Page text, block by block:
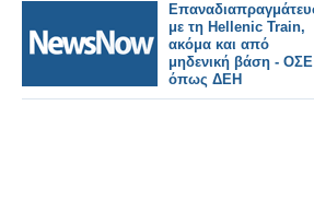
με τη Hellenic Train,
ακόμα και από
μηδενική βάση - ΟΣΕ
όπως ΔΕΗ